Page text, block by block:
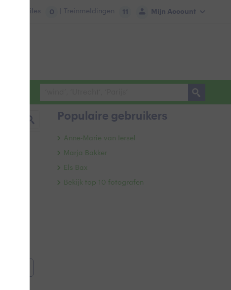
Mijn Account
Files 0 | Treinmeldingen 11
Populaire gebruikers
Anne-Marie van Iersel
Marja Bakker
Els Bax
Bekijk top 10 fotografen